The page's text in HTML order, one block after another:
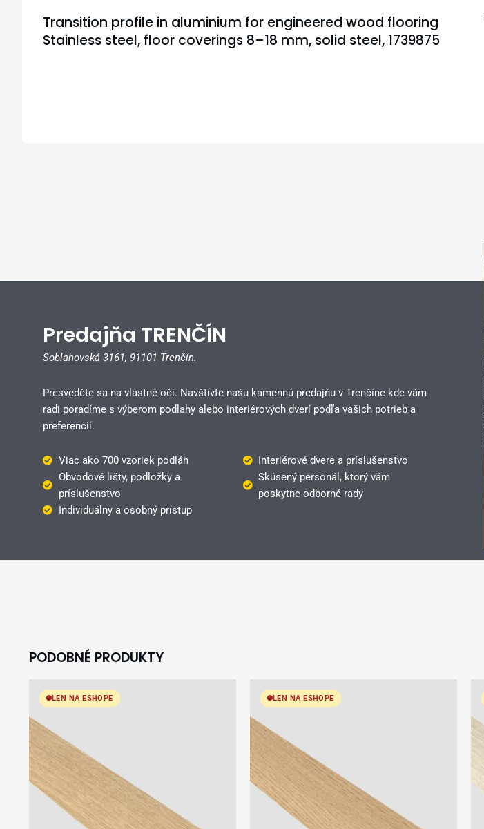
Transition profile in aluminium for engineered wood flooring
Stainless steel, floor coverings 8–18 mm, solid steel, 1739875
Predajňa TRENČÍN
Soblahovská 3161, 91101 Trenčín.
Presvedčte sa na vlastné oči. Navštívte našu kamennú predajňu v Trenčíne kde vám
radi poradíme s výberom podlahy alebo interiérových dverí podľa vašich potrieb a
preferencií.
Viac ako 700 vzoriek podláh
Interiérové dvere a príslušenstvo
Obvodové lišty, podložky a
príslušenstvo
Skúsený personál, ktorý vám
poskytne odborné rady
Individuálny a osobný prístup
PODOBNÉ PRODUKTY
LEN NA ESHOPE LEN NA ESHOPE